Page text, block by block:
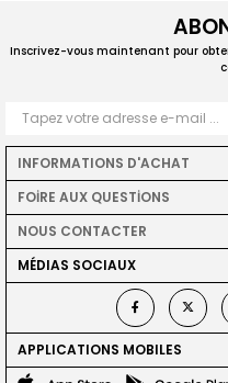
Inscrivez-vous maintenant pour
INFORMATIONS D'ACHAT
FOİRE AUX QUESTİONS
NOUS CONTACTER
MÉDIAS SOCIAUX
APPLICATIONS MOBILES